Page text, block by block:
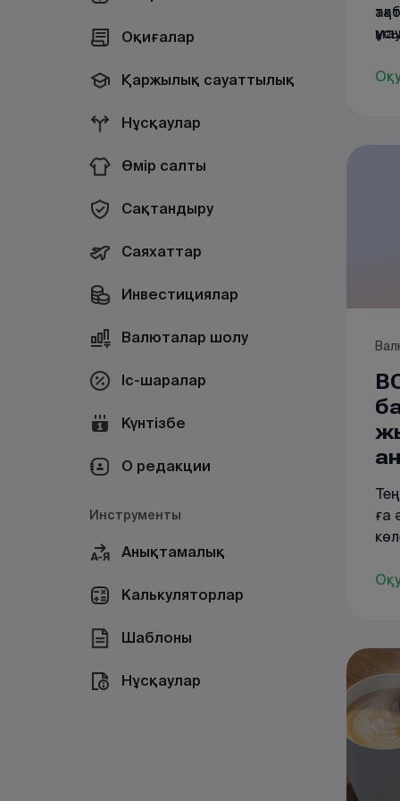
Оқиғалар
Қаржылық сауаттылық
Нұсқаулар
Өмір салты
Сақтандыру
Саяхаттар
Инвестициялар
Валюталар шолу
Іс-шаралар
Күнтізбе
О редакции
Инструменты
Анықтамалық
Калькуляторлар
Шаблоны
Нұсқаулар
ға